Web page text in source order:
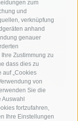
zum
und
verknüpfung
anhand
genauer
Zustimmung zu
dass dies zu
auf „Cookies
von
Sie die
fortzufahren,
Ihre Einstellungen